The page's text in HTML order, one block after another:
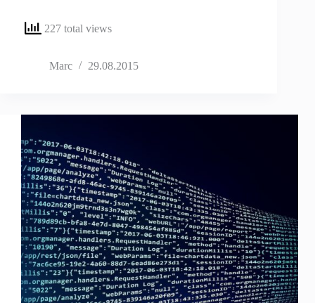
227 total views
Marc 29.08.2015